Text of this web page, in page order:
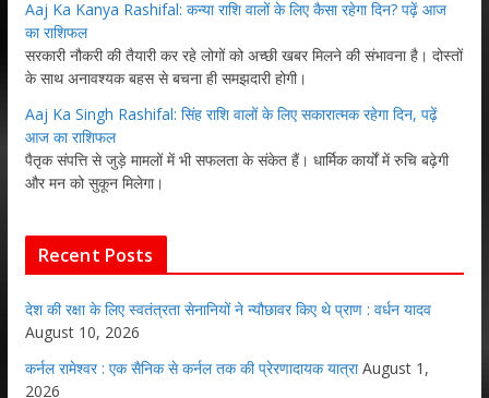
Aaj Ka Kanya Rashifal: कन्या राशि वालों के लिए कैसा रहेगा दिन? पढ़ें आज
का राशिफल
सरकारी नौकरी की तैयारी कर रहे लोगों को अच्छी खबर मिलने की संभावना है। दोस्तों
के साथ अनावश्यक बहस से बचना ही समझदारी होगी।
Aaj Ka Singh Rashifal: सिंह राशि वालों के लिए सकारात्मक रहेगा दिन, पढ़ें
आज का राशिफल
पैतृक संपत्ति से जुड़े मामलों में भी सफलता के संकेत हैं। धार्मिक कार्यों में रुचि बढ़ेगी
और मन को सुकून मिलेगा।
Recent Posts
देश की रक्षा के लिए स्वतंत्रता सेनानियों ने न्यौछावर किए थे प्राण : वर्धन यादव
August 10, 2026
कर्नल रामेश्वर : एक सैनिक से कर्नल तक की प्रेरणादायक यात्रा August 1,
2026